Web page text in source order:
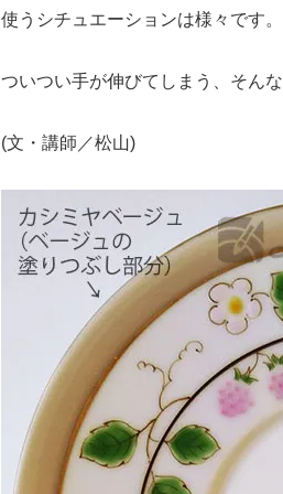
使うシチュエーションは様々です。
ついつい手が伸びてしまう、そん
(文・講師／松山)